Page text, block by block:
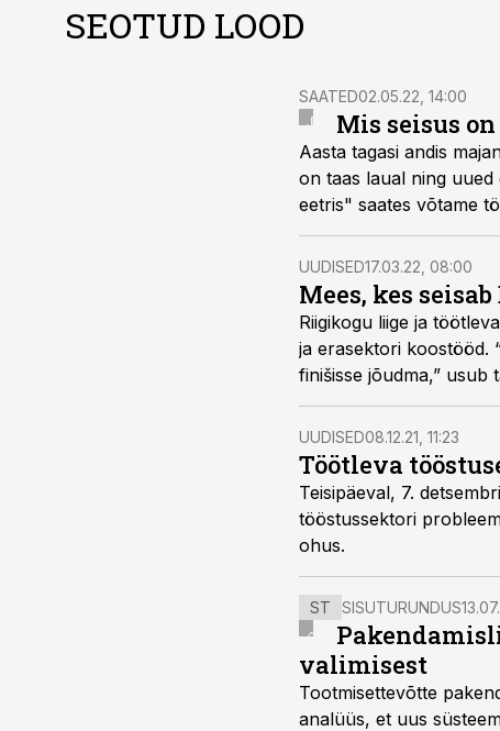
SEOTUD LOOD
SAATED02.05.22, 14:00
Mis seisus
Aasta tagasi andis
on taas laual ning uued
eetris" saates võtame
millised on järgmised
UUDISED17.03.22, 08:00
Mees, kes
Riigikogu liige ja
ja erasektori koostööd.
finišisse jõudma,” usub
UUDISED08.12.21, 11:23
Töötleva
Teisipäeval, 7.
tööstussektori
ohus.
ST SISUTURUNDUS
valimisest
Tootmisettevõtte
analüüs, et uus